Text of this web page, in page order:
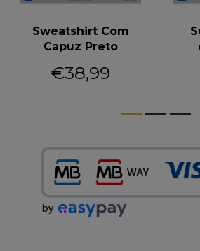
Sweatshirt Com
Capuz Preto
€38,99